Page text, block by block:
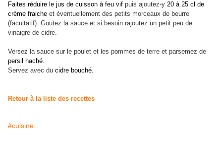
Faites réduire le jus de cuisson à feu vif puis ajoutez-y 20 à 25 cl de
crème fraiche et éventuellement des petits morceaux de beurre
(facultatif). Goutez la sauce et si besoin rajoutez un petit peu de
vinaigre de cidre.
Versez la sauce sur le poulet et les pommes de terre et parsemez de
persil haché.
Servez avec du cidre bouché.
Retour à la liste des recettes
#cuisine